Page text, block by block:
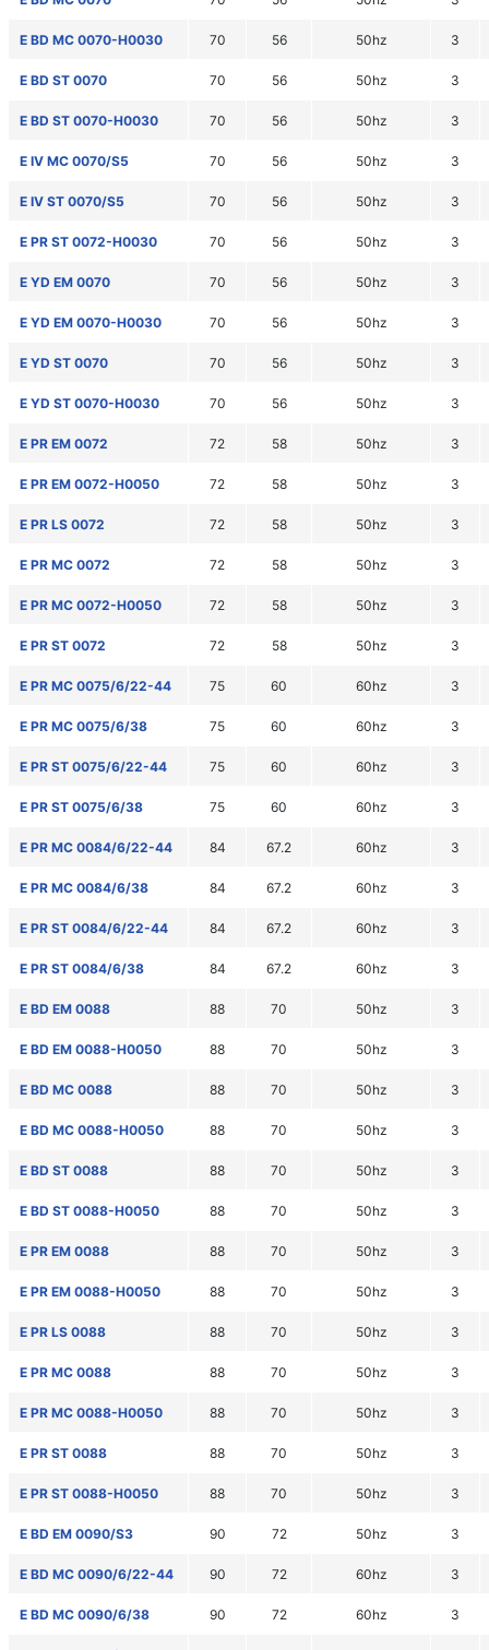
E BD MC 0070-H0030 70 56 50hz 3
E BD ST 0070 70 56 50hz 3
E BD ST 0070-H0030 70 56 50hz 3
E IV MC 0070/S5 70 56 50hz 3
E IV ST 0070/S5 70 56 50hz 3
E PR ST 0072-H0030 70 56 50hz 3
E YD EM 0070 70 56 50hz 3
E YD EM 0070-H0030 70 56 50hz 3
E YD ST 0070 70 56 50hz 3
E YD ST 0070-H0030 70 56 50hz 3
E PR EM 0072 72 58 50hz 3
E PR EM 0072-H0050 72 58 50hz 3
E PR LS 0072 72 58 50hz 3
E PR MC 0072 72 58 50hz 3
E PR MC 0072-H0050 72 58 50hz 3
E PR ST 0072 72 58 50hz 3
E PR MC 0075/6/22-44 75 60 60hz 3
E PR MC 0075/6/38 75 60 60hz 3
E PR ST 0075/6/22-44 75 60 60hz 3
E PR ST 0075/6/38 75 60 60hz 3
E PR MC 0084/6/22-44 84 67.2 60hz 3
E PR MC 0084/6/38 84 67.2 60hz 3
E PR ST 0084/6/22-44 84 67.2 60hz 3
E PR ST 0084/6/38 84 67.2 60hz 3
E BD EM 0088 88 70 50hz 3
E BD EM 0088-H0050 88 70 50hz 3
E BD MC 0088 88 70 50hz 3
E BD MC 0088-H0050 88 70 50hz 3
E BD ST 0088 88 70 50hz 3
E BD ST 0088-H0050 88 70 50hz 3
E PR EM 0088 88 70 50hz 3
E PR EM 0088-H0050 88 70 50hz 3
E PR LS 0088 88 70 50hz 3
E PR MC 0088 88 70 50hz 3
E PR MC 0088-H0050 88 70 50hz 3
E PR ST 0088 88 70 50hz 3
E PR ST 0088-H0050 88 70 50hz 3
E BD EM 0090/S3 90 72 50hz 3
E BD MC 0090/6/22-44 90 72 60hz 3
E BD MC 0090/6/38 90 72 60hz 3